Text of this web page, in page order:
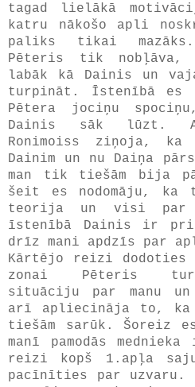
tagad lielākā
katru nākošo apli
paliks tikai
Pēteris tik nobļāva,
labāk kā Dainis un
turpināt. Īstenībā es
Pētera jociņu
Dainis sāk lūzt.
Ronimoiss ziņoja,
Dainim un nu Daiņa
man tik tiešām bija
šeit es nodomāju, ka
teorija un visi par
īstenībā Dainis ir
drīz mani apdzīs par
Kārtējo reizi
zonai Pēteris
situāciju par manu
arī apliecināja to,
tiešām sarūk. Šoreiz
manī pamodās
reizi kopš 1.apļa
pacīnīties par uzvaru.